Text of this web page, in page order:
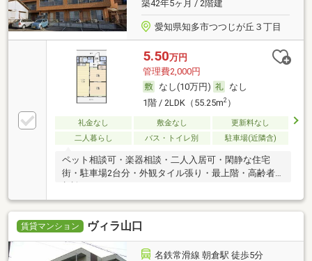
築42年5ヶ月 / 2階建
愛知県知多市つつじが丘３丁目
5.50万円
管理費2,000円
なし(10万円)
なし
1階 / 2LDK（55.25m2）
礼金なし 敷金なし
更新料なし
二人暮らし
バス・トイレ別 駐車場(近隣含)
ペット相談可・楽器相談・二人入居可・閑静な住宅
街・駐車場2台分・外観タイル張り・最上階・高齢者
相談・ルームシェア可
賃貸マンション ヴィラ山口
名鉄常滑線 朝倉駅 徒歩5分